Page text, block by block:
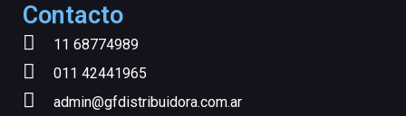
Contacto
11 68774989
011 42441965
admin@gfdistribuidora.com.ar